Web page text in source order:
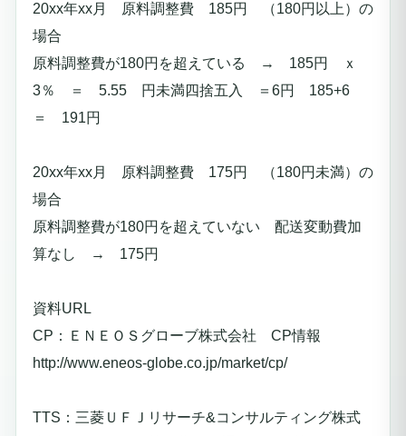
20xx年xx月 原料調整費 185円 （180円以上） の
場合
原料調整費が180円を超えている → 185円 ｘ
3％ ＝ 5.55 円未満四捨五入 ＝6円 185+6
＝ 191円
20xx年xx月 原料調整費 175円 （180円未満）の
場合
原料調整費が180円を超えていない 配送変動費加
算なし → 175円
資料URL
CP：ＥＮＥＯＳグローブ株式会社 CP情報
http://www.eneos-globe.co.jp/market/cp/
TTS：三菱ＵＦＪリサーチ&コンサルティング株式